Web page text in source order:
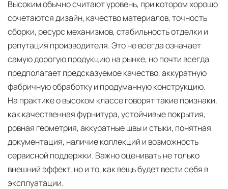
Высоким обычно считают уровень, при котором хорошо
сочетаются дизайн, качество материалов, точность
сборки, ресурс механизмов, стабильность отделки и
репутация производителя. Это не всегда означает
самую дорогую продукцию на рынке, но почти всегда
предполагает предсказуемое качество, аккуратную
фабричную обработку и продуманную конструкцию.
На практике о высоком классе говорят такие признаки,
как качественная фурнитура, устойчивые покрытия,
ровная геометрия, аккуратные швы и стыки, понятная
документация, наличие коллекций и возможность
сервисной поддержки. Важно оценивать не только
внешний эффект, но и то, как вещь будет вести себя в
эксплуатации.